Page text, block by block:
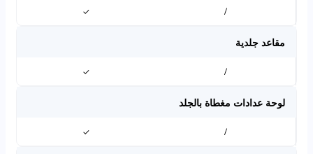
/
✓
مقاعد جلدية
/
✓
لوحة عدادات مغطاة بالجلد
/
✓